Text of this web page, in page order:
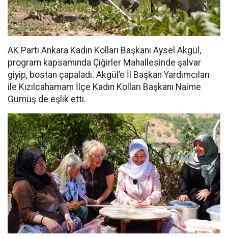
AK Parti Ankara Kadın Kolları Başkanı Aysel Akgül,
program kapsamında Çiğirler Mahallesinde şalvar
giyip, bostan çapaladı. Akgül’e İl Başkan Yardımcıları
ile Kızılcahamam İlçe Kadın Kolları Başkanı Naime
Gümüş de eşlik etti.